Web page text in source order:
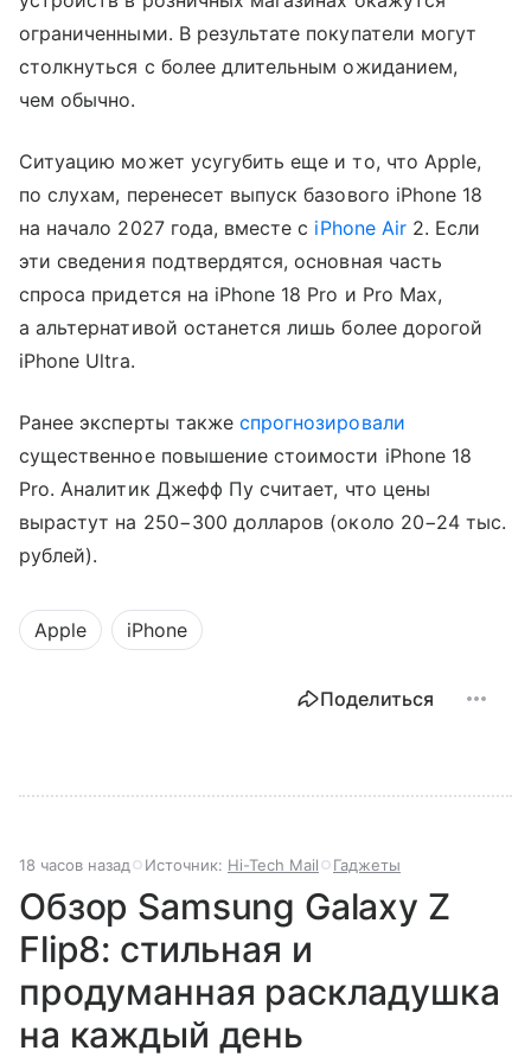
ограниченными. В результате покупатели могут
столкнуться с более длительным ожиданием,
чем обычно.
Ситуацию может усугубить еще и то, что Apple,
по слухам, перенесет выпуск базового iPhone 18
на начало 2027 года, вместе с iPhone Air2. Если
эти сведения подтвердятся, основная часть
спроса придется на iPhone 18 Pro и Pro Max,
а альтернативой останется лишь более дорогой
iPhone Ultra.
Ранее эксперты такжеспрогнозировали
существенное повышение стоимости iPhone 18
Pro. Аналитик Джефф Пу считает, что цены
вырастут на 250−300 долларов (около 20−24 тыс.
рублей).
Apple iPhone
Поделиться
18 часов назад Источник: Hi-Tech Mail Гаджеты
Обзор Samsung Galaxy Z
Flip8: стильная и
продуманная раскладушка
на каждый день